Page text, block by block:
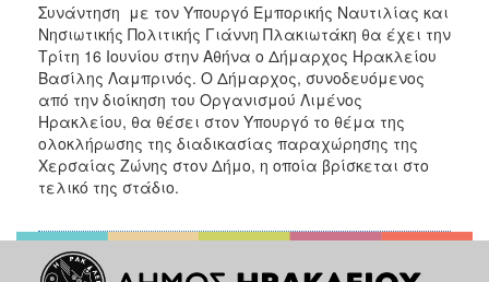
ΤΟΠΟΣ
ΠΟΛΙΤΙΣΜΟΣ
ΑΝΘΕΚΤΙΚΗ
ΠΟΛΗ
Συνάντηση με τον Υπουργό Εμπορικής Ναυτιλίας και
Νησιωτικής Πολιτικής Γιάννη Πλακιωτάκη θα έχει την
Τρίτη 16 Ιουνίου στην Αθήνα ο Δήμαρχος Ηρακλείου
Βασίλης Λαμπρινός. Ο Δήμαρχος, συνοδευόμενος
από την διοίκηση του Οργανισμού Λιμένος
Ηρακλείου, θα θέσει στον Υπουργό το θέμα της
ολοκλήρωσης της διαδικασίας παραχώρησης της
Χερσαίας Ζώνης στον Δήμο, η οποία βρίσκεται στο
τελικό της στάδιο.